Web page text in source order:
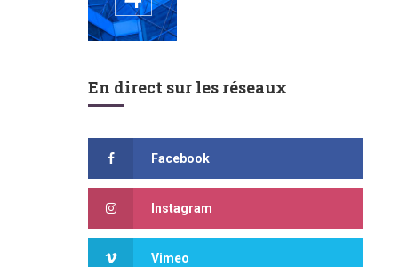
En direct sur les réseaux
Facebook
Instagram
Vimeo